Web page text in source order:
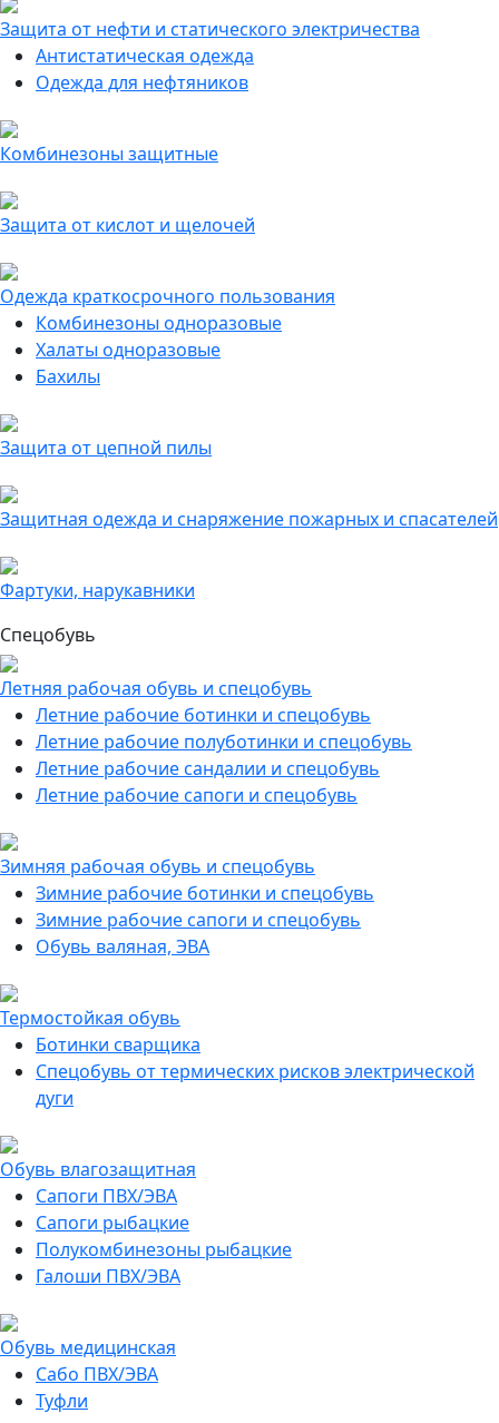
Защита от нефти и статического электричества
Антистатическая одежда
Одежда для нефтяников
Комбинезоны защитные
Защита от кислот и щелочей
Одежда краткосрочного пользования
Комбинезоны одноразовые
Халаты одноразовые
Бахилы
Защита от цепной пилы
Защитная одежда и снаряжение пожарных и спасателей
Фартуки, нарукавники
Спецобувь
Летняя рабочая обувь и спецобувь
Летние рабочие ботинки и спецобувь
Летние рабочие полуботинки и спецобувь
Летние рабочие сандалии и спецобувь
Летние рабочие сапоги и спецобувь
Зимняя рабочая обувь и спецобувь
Зимние рабочие ботинки и спецобувь
Зимние рабочие сапоги и спецобувь
Обувь валяная, ЭВА
Термостойкая обувь
Ботинки сварщика
Спецобувь от термических рисков электрической
дуги
Обувь влагозащитная
Сапоги ПВХ/ЭВА
Сапоги рыбацкие
Полукомбинезоны рыбацкие
Галоши ПВХ/ЭВА
Обувь медицинская
Сабо ПВХ/ЭВА
Туфли